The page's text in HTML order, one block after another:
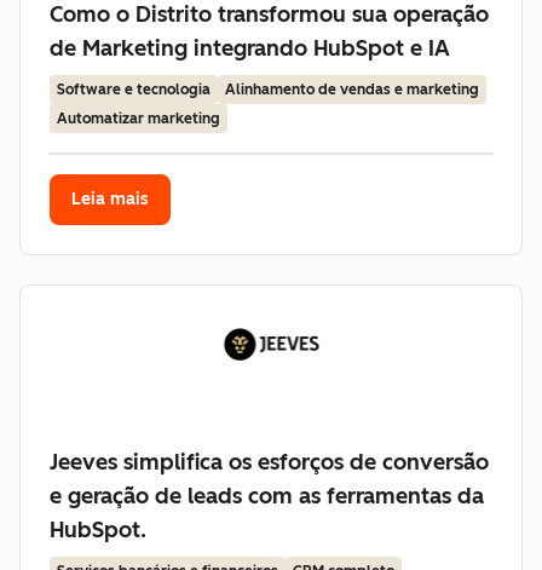
Como o Distrito transformou sua operação
de Marketing integrando HubSpot e IA
Software e tecnologia
Alinhamento de vendas e marketing
Automatizar marketing
Leia mais
Jeeves simplifica os esforços de conversão
e geração de leads com as ferramentas da
HubSpot.